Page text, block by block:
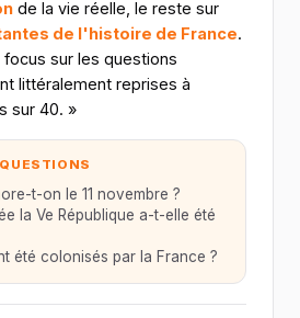
de la vie réelle, le reste sur
de l'histoire de France.
sur les questions
littéralement reprises à
sur 40. »
t-on le 11 novembre ?
la Ve République a-t-elle été
été colonisés par la France ?